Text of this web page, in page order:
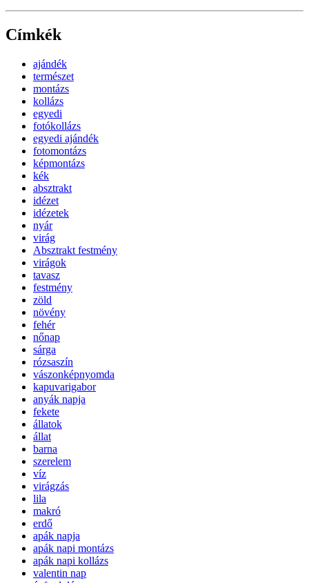
Címkék
ajándék
természet
montázs
kollázs
egyedi
fotókollázs
egyedi ajándék
fotomontázs
képmontázs
kék
absztrakt
idézet
idézetek
nyár
virág
Absztrakt festmény
virágok
tavasz
festmény
zöld
növény
fehér
nőnap
sárga
rózsaszín
vászonképnyomda
kapuvarigabor
anyák napja
fekete
állatok
állat
barna
szerelem
víz
virágzás
lila
makró
erdő
apák napja
apák napi montázs
apák napi kollázs
valentin nap